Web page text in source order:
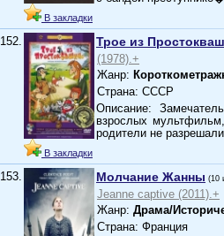
В закладки
152.
В закладки
Трое из
(1978).+
Жанр:
Страна: СССР
Описание:
взрослых
родители не
153. Молчание Жанны (10
Jeanne captive (2011).+
Жанр: Драма/
Страна: Франция